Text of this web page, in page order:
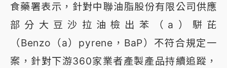
食藥署表示，針對中聯油脂股份有限公司供應
部分大豆沙拉油檢出苯（a）駢芘
（Benzo（a）pyrene，BaP）不符合規定一
案，針對下游360家業者產製產品持續追蹤，